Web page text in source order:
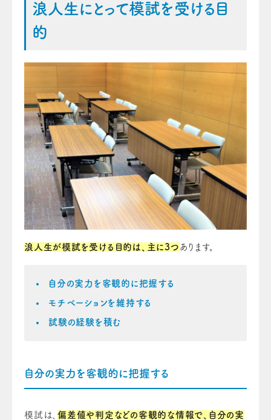
浪人生にとって模試を受ける目
的
浪人生が模試を受ける目的は、主に3つ あります。
自分の実力を客観的に把握する
モチベーションを維持する
試験の経験を積む
自分の実力を客観的に把握する
模試は、 偏差値や判定などの客観的な情報で、自分の実